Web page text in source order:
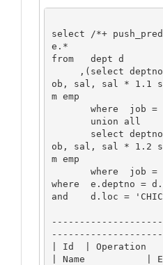
select /*+
e.*
from   dept d
ob, sal, sal * 1.1
m emp
ob, sal, sal * 1.2
m emp
where  e.deptno =
and    d.loc =
| Id  | Operation
| Name           | E-